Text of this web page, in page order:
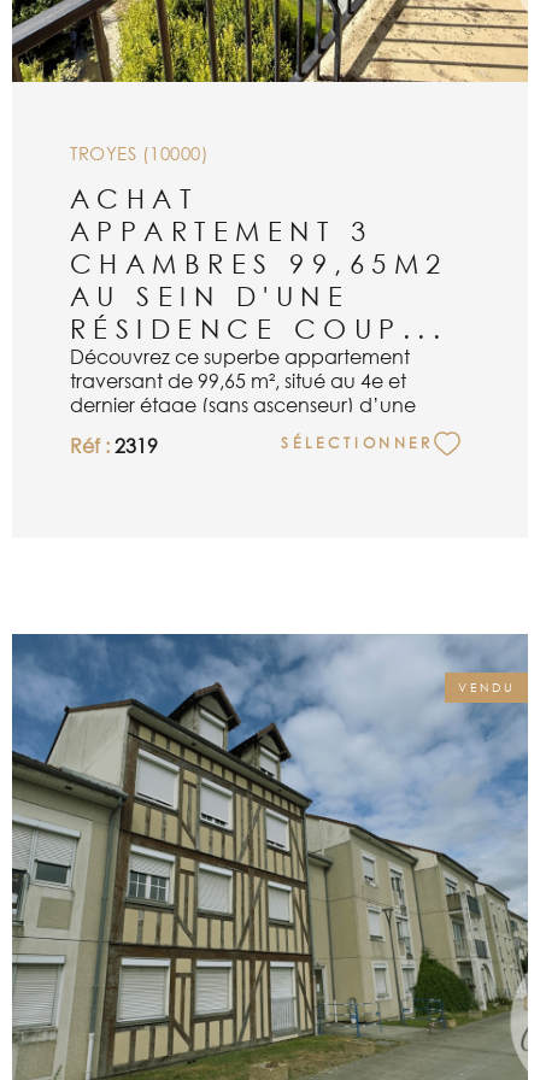
TROYES (10000)
ACHAT
APPARTEMENT 3
CHAMBRES 99,65M2
AU SEIN D'UNE
RÉSIDENCE COUP...
Découvrez ce superbe appartement
traversant de 99,65 m², situé au 4e et
dernier étage (sans ascenseur) d’une
résidence sécurisée, nichée dans un écrin
de verdure avec vu plongeante sur un
équipée, un espace de vie baigné de
lumière donnant directement sur la verdure
de la copropriété, sans aucun vis-à-vis,
pour des moments de détente privilégiés
sur un balcon filant. L’appartement
propose deux chambres donnant sur celui
ci. Vous trouverez également une troisième
chambre, de nombreux rangements et un
petit cellier, répondant parfaitement aux
besoins d’une famille ou d’un
investissement locatif étudiant. Une salle
d’eau fonctionnelle et un WC séparé
complètent ce bien, déjà loué avec un bail
étudiant en cours, assurant une rentabilité
immédiate. Le bien dispose en outre d’une
cave, offrant un espace de stockage
supplémentaire. Vous aurez également la
possibilité de vous garer à l'interieur de la
Réf : 2319 SÉLECTIONNER
VENDU
VOIR LE BIEN